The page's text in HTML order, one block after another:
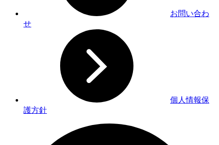
お問い合わ
せ
個人情報保
護方針